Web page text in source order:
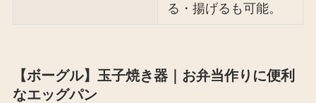
る・揚げるも可能。
【ボーグル】玉子焼き器｜お弁当作りに便利
なエッグパン